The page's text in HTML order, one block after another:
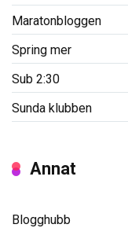
Maratonbloggen
Spring mer
Sub 2:30
Sunda klubben
Annat
Blogghubb